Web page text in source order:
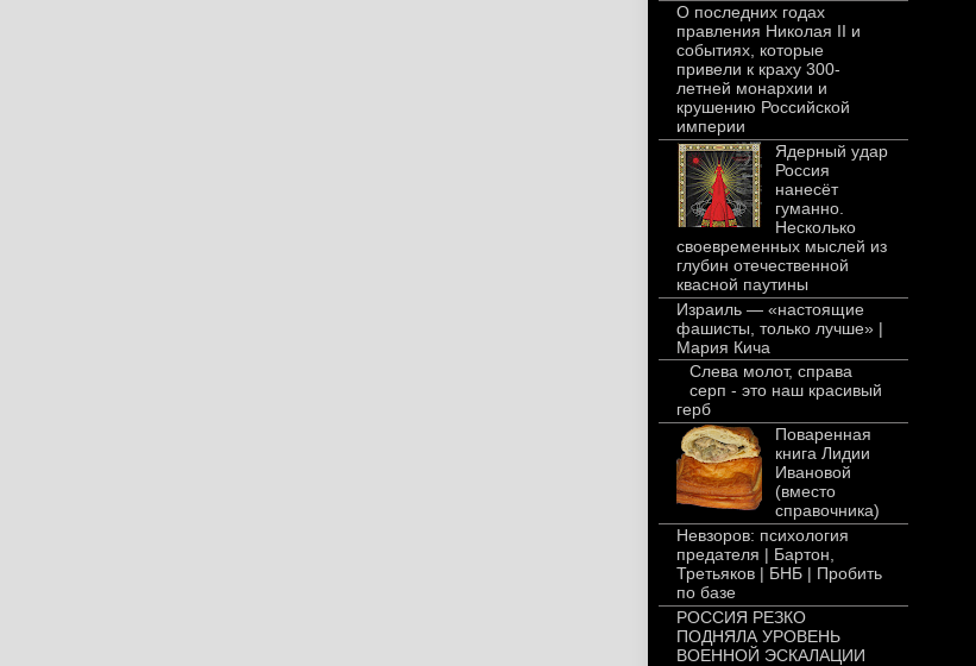
О последних годах
правления Николая II и
событиях, которые
привели к краху 300-
летней монархии и
крушению Российской
империи
Ядерный удар
Россия
нанесёт
гуманно.
Несколько
своевременных мыслей из
глубин отечественной
квасной паутины
Израиль — «настоящие
фашисты, только лучше» |
Мария Кича
Слева молот, справа
серп - это наш красивый
герб
Поваренная
книга Лидии
Ивановой
(вместо
справочника)
Невзоров: психология
предателя | Бартон,
Третьяков | БНБ | Пробить
по базе
РОССИЯ РЕЗКО
ПОДНЯЛА УРОВЕНЬ
ВОЕННОЙ ЭСКАЛАЦИИ